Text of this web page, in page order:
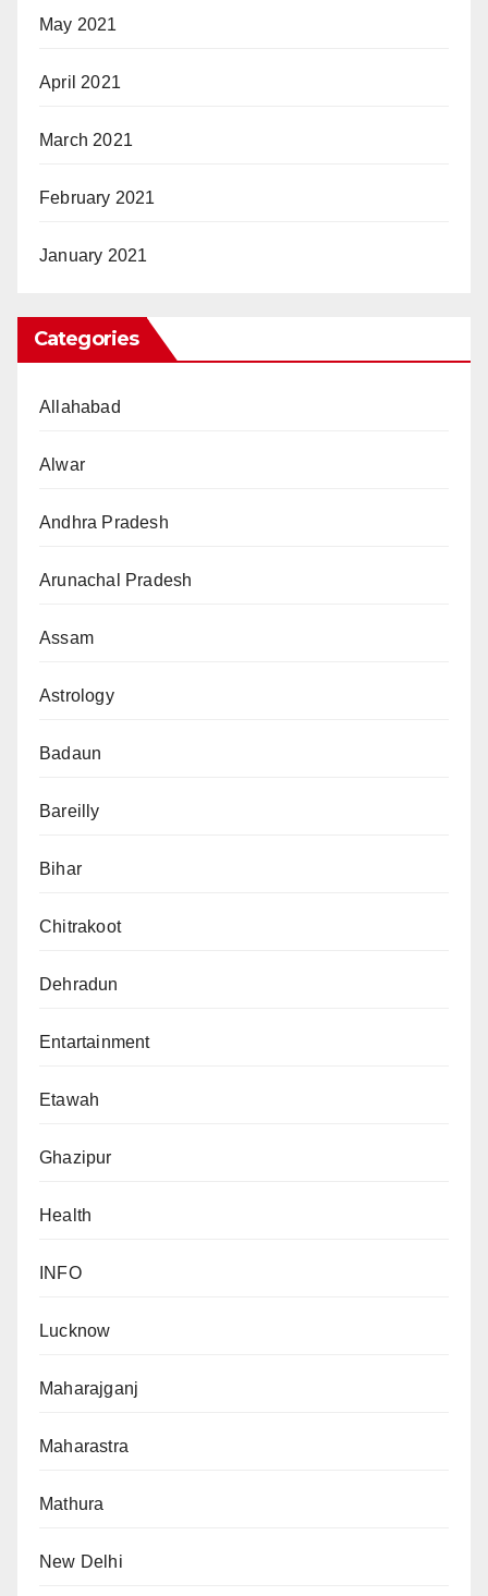
May 2021
April 2021
March 2021
February 2021
January 2021
Categories
Allahabad
Alwar
Andhra Pradesh
Arunachal Pradesh
Assam
Astrology
Badaun
Bareilly
Bihar
Chitrakoot
Dehradun
Entartainment
Etawah
Ghazipur
Health
INFO
Lucknow
Maharajganj
Maharastra
Mathura
New Delhi